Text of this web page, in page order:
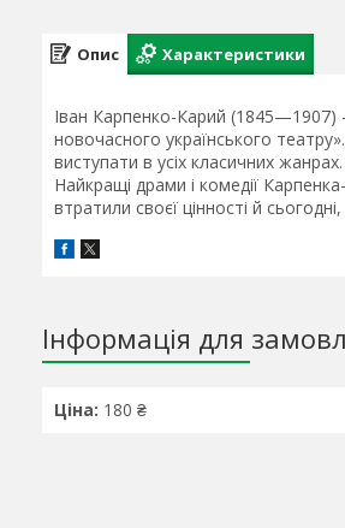
Опис Характеристики
Іван Карпенко-Карий (1845—1907)
новочасного українського
виступати в усіх класичних
Найкращі драми і комедії
втратили своєї цінності й
Інформація для
Ціна: 180 ₴